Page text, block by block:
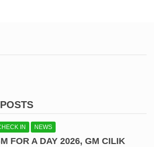
IN NEWS
FOR A DAY 2026, GM CILIK